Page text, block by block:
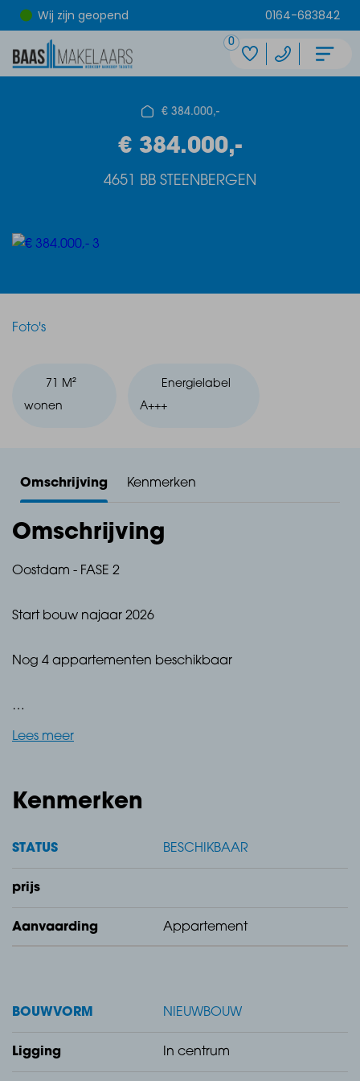
Wij zijn geopend 0164-683842
0
€ 384.000,-
€ 384.000,-
4651 BB STEENBERGEN
Foto's
71 M²
wonen
Energielabel
A+++
Omschrijving Kenmerken
Omschrijving
Oostdam - FASE 2
Start bouw najaar 2026
Nog 4 appartementen beschikbaar
| Woonoppervlakte ca. 71 m² | Terras ca. 14 m² | 2
combineert comfort, luxe en locatie op unieke wijze.
Lees meer
Kenmerken
STATUS BESCHIKBAAR
prijs
Aanvaarding Appartement
BOUWVORM NIEUWBOUW
Ligging In centrum